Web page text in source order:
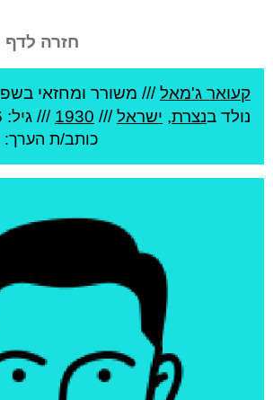
חזרה
קעואר ג'מאל/// משורר ומחזאי
נולד בנצרת, ישראל///
1930 /// גיל: 96
כותב/ת הערך: